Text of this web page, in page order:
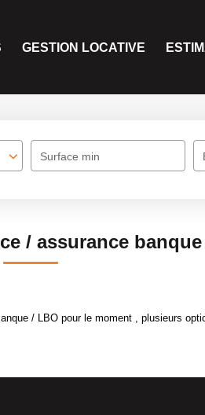
GESTION LOCATIVE
Surface min
/ assurance
/ LBO pour le moment , plusieurs